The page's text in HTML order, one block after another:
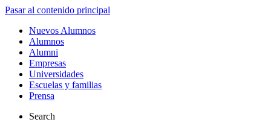
Pasar al contenido principal
Nuevos Alumnos
Alumnos
Alumni
Empresas
Universidades
Escuelas y familias
Prensa
Search